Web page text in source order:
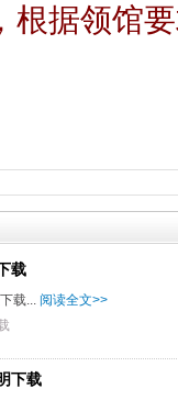
根据领馆
载
载... 阅读全文>>
下载